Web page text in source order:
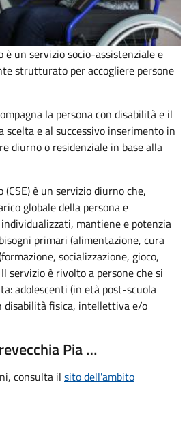
è un servizio socio-assistenziale e
strutturato per accogliere persone
la persona con disabilità e il
scelta e al successivo inserimento in
diurno o residenziale in base alla
è un servizio diurno che,
globale della persona e
mantiene e potenzia
primari (alimentazione, cura
socializzazione, gioco,
servizio è rivolto a persone che si
adolescenti (in età post-scuola
disabilità fisica, intellettiva e/o
Pia …
consulta il sito dell'ambito